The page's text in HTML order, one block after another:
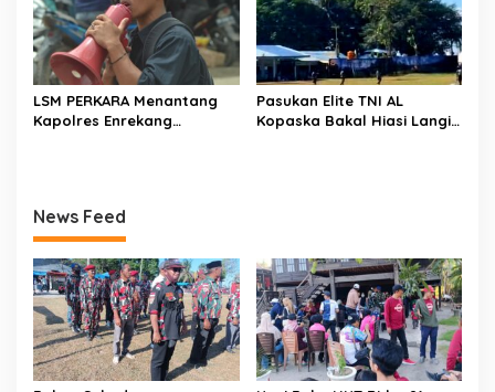
LSM PERKARA Menantang
Kapolres Enrekang
Pasukan Elite TNI AL
Kopaska Bakal Hiasi Langit
News Feed